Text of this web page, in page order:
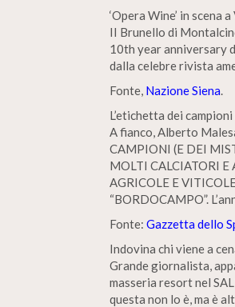
‘Opera Wine’ in
II Brunello di
10th year anniversary
dalla celebre rivista
Fonte, Nazione Siena.
L’etichetta dei
A fianco, Alberto
CAMPIONI (E DEI
MOLTI CALCIATORI
AGRICOLE E
“BORDOCAMPO”.
Fonte: Gazzetta dello
Indovina chi viene a
Grande giornalista,
masseria resort nel
questa non lo è, ma è